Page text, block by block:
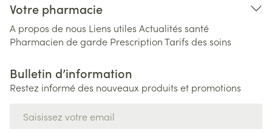
Votre pharmacie
A propos de nous Liens utiles Actualités santé
Pharmacien de garde PrescriptionTarifs des soins
Bulletin d’information
Restez informé des nouveaux produits et promotions